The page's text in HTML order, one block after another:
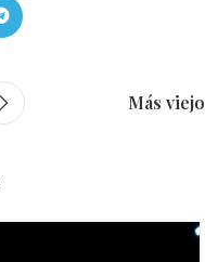
Más viejo